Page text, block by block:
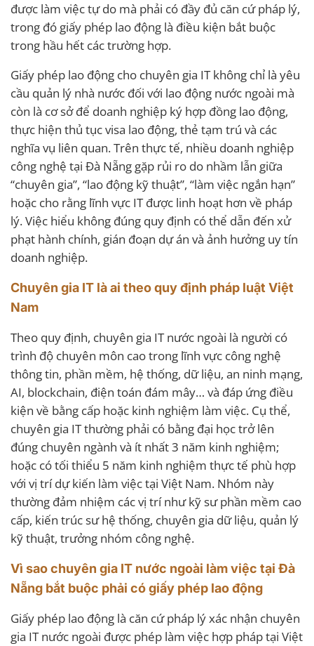
được làm việc tự do mà phải có đầy đủ căn cứ pháp lý,
trong đó giấy phép lao động là điều kiện bắt buộc
trong hầu hết các trường hợp.
Giấy phép lao động cho chuyên gia IT không chỉ là yêu
cầu quản lý nhà nước đối với lao động nước ngoài mà
còn là cơ sở để doanh nghiệp ký hợp đồng lao động,
thực hiện thủ tục visa lao động, thẻ tạm trú và các
nghĩa vụ liên quan. Trên thực tế, nhiều doanh nghiệp
công nghệ tại Đà Nẵng gặp rủi ro do nhầm lẫn giữa
“chuyên gia”, “lao động kỹ thuật”, “làm việc ngắn hạn”
hoặc cho rằng lĩnh vực IT được linh hoạt hơn về pháp
lý. Việc hiểu không đúng quy định có thể dẫn đến xử
phạt hành chính, gián đoạn dự án và ảnh hưởng uy tín
doanh nghiệp.
Chuyên gia IT là ai theo quy định pháp luật Việt
Nam
Theo quy định, chuyên gia IT nước ngoài là người có
trình độ chuyên môn cao trong lĩnh vực công nghệ
thông tin, phần mềm, hệ thống, dữ liệu, an ninh mạng,
AI, blockchain, điện toán đám mây… và đáp ứng điều
kiện về bằng cấp hoặc kinh nghiệm làm việc. Cụ thể,
chuyên gia IT thường phải có bằng đại học trở lên
đúng chuyên ngành và ít nhất 3 năm kinh nghiệm;
hoặc có tối thiểu 5 năm kinh nghiệm thực tế phù hợp
với vị trí dự kiến làm việc tại Việt Nam. Nhóm này
thường đảm nhiệm các vị trí như kỹ sư phần mềm cao
cấp, kiến trúc sư hệ thống, chuyên gia dữ liệu, quản lý
kỹ thuật, trưởng nhóm công nghệ.
Vì sao chuyên gia IT nước ngoài làm việc tại Đà
Nẵng bắt buộc phải có giấy phép lao động
Giấy phép lao động là căn cứ pháp lý xác nhận chuyên
gia IT nước ngoài được phép làm việc hợp pháp tại Việt